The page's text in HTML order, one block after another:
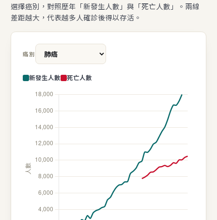
選擇癌別，對照歷年「新發生人數」與「死亡人數」。兩線
差距越大，代表越多人確診後得以存活。
癌別
新發生人數 死亡人數